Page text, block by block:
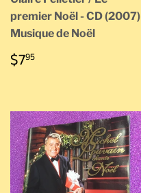
premier Noël - CD (2007)
Musique de Noël
PRIX
RÉGULIER
$795